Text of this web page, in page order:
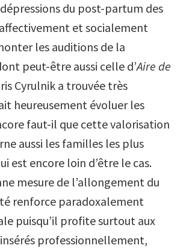
du post-partum des
et socialement
les auditions de la
peut-être aussi celle d’Aire de
Cyrulnik a trouvée très
heureusement évoluer les
faut-il que cette valorisation
aussi les familles les plus
est encore loin d’être le cas.
mesure de l’allongement du
renforce paradoxalement
puisqu’il profite surtout aux
professionnellement,